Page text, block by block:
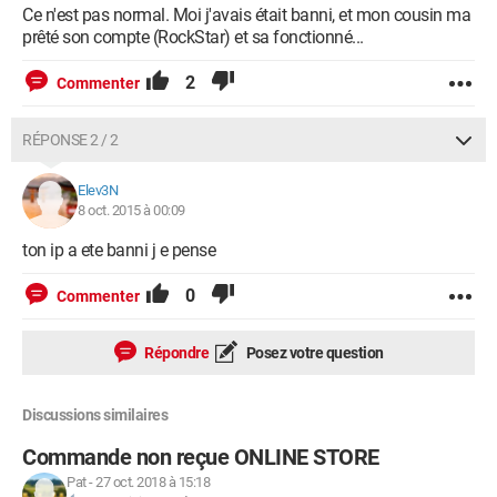
Ce n'est pas normal. Moi j'avais était banni, et mon cousin ma
prêté son compte (RockStar) et sa fonctionné...
Commenter 2
RÉPONSE 2 / 2
Elev3N
8 oct. 2015 à 00:09
ton ip a ete banni j e pense
Commenter 0
Répondre Posez votre question
Discussions similaires
Commande non reçue ONLINE STORE
Pat-27 oct. 2018 à 15:18